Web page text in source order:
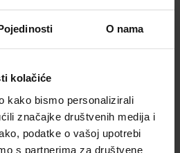
O nama
kolačiće
kako bismo personalizirali
značajke društvenih medija i
podatke o vašoj upotrebi
s partnerima za društvene